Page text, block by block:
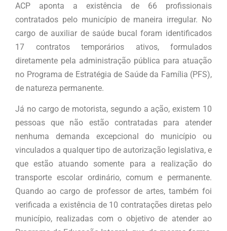
ACP aponta a existência de 66 profissionais
contratados pelo município de maneira irregular. No
cargo de auxiliar de saúde bucal foram identificados
17 contratos temporários ativos, formulados
diretamente pela administração pública para atuação
no Programa de Estratégia de Saúde da Família (PFS),
de natureza permanente.
Já no cargo de motorista, segundo a ação, existem 10
pessoas que não estão contratadas para atender
nenhuma demanda excepcional do município ou
vinculados a qualquer tipo de autorização legislativa, e
que estão atuando somente para a realização do
transporte escolar ordinário, comum e permanente.
Quando ao cargo de professor de artes, também foi
verificada a existência de 10 contratações diretas pelo
município, realizadas com o objetivo de atender ao